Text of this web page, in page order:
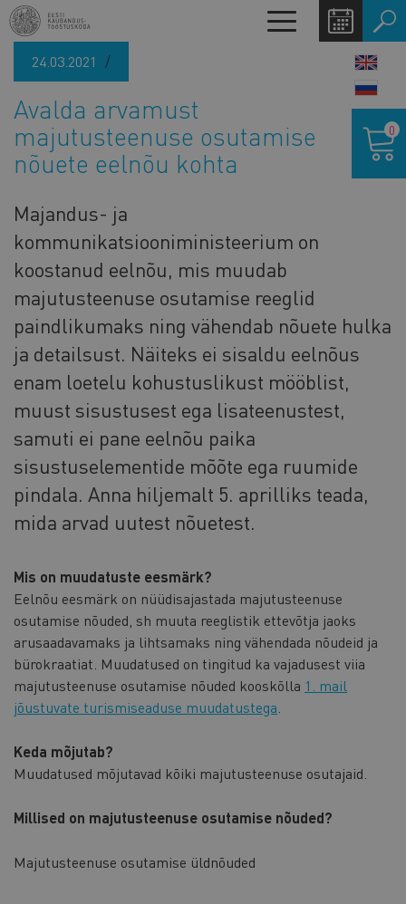
Liigu
edasi
põhisisu
Toggle
navigation
24.03.2021
Avalda arvamust
majutusteenuse osutamise
nõuete eelnõu kohta
Majandus- ja
kommunikatsiooniministeerium on
koostanud eelnõu, mis muudab
majutusteenuse osutamise reeglid
paindlikumaks ning vähendab nõuete hulka
ja detailsust. Näiteks ei sisaldu eelnõus
enam loetelu kohustuslikust mööblist,
muust sisustusest ega lisateenustest,
samuti ei pane eelnõu paika
sisustuselementide mõõte ega ruumide
pindala. Anna hiljemalt 5. aprilliks teada,
mida arvad uutest nõuetest.
Mis on muudatuste eesmärk?
Eelnõu eesmärk on nüüdisajastada majutusteenuse
osutamise nõuded, sh muuta reeglistik ettevõtja jaoks
arusaadavamaks ja lihtsamaks ning vähendada nõudeid ja
bürokraatiat. Muudatused on tingitud ka vajadusest viia
majutusteenuse osutamise nõuded kooskõlla 1. mail
jõustuvate turismiseaduse muudatustega
Keda mõjutab?
Muudatused mõjutavad kõiki majutusteenuse osutajaid.
Millised on majutusteenuse osutamise nõuded?
Majutusteenuse osutamise üldnõuded
0